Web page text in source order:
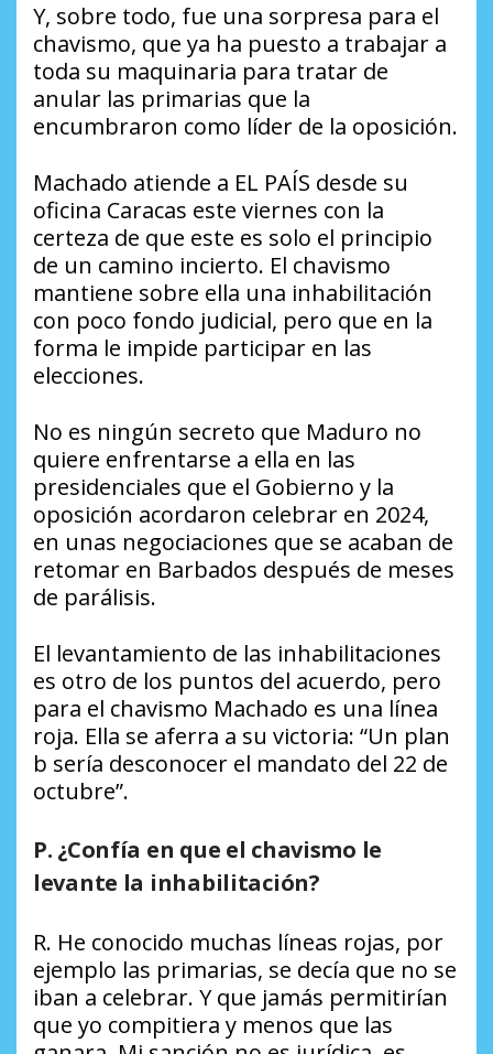
Y, sobre todo, fue una sorpresa para el
chavismo, que ya ha puesto a trabajar a
toda su maquinaria para tratar de
anular las primarias que la
encumbraron como líder de la oposición.
Machado atiende a EL PAÍS desde su
oficina Caracas este viernes con la
certeza de que este es solo el principio
de un camino incierto. El chavismo
mantiene sobre ella una inhabilitación
con poco fondo judicial, pero que en la
forma le impide participar en las
elecciones.
No es ningún secreto que Maduro no
quiere enfrentarse a ella en las
presidenciales que el Gobierno y la
oposición acordaron celebrar en 2024,
en unas negociaciones que se acaban de
retomar en Barbados después de meses
de parálisis.
El levantamiento de las inhabilitaciones
es otro de los puntos del acuerdo, pero
para el chavismo Machado es una línea
roja. Ella se aferra a su victoria: “Un plan
b sería desconocer el mandato del 22 de
octubre”.
P. ¿Confía en que el chavismo le
levante la inhabilitación?
R. He conocido muchas líneas rojas, por
ejemplo las primarias, se decía que no se
iban a celebrar. Y que jamás permitirían
que yo compitiera y menos que las